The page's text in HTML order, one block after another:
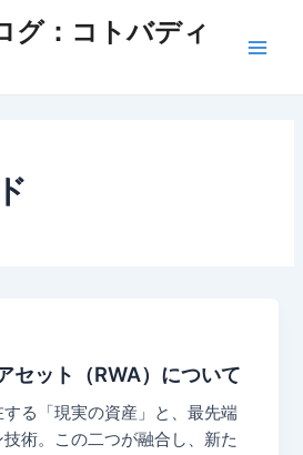
グ：コトバディ
セット（RWA）について
る「現実の資産」と、最先端
術。この二つが融合し、新た